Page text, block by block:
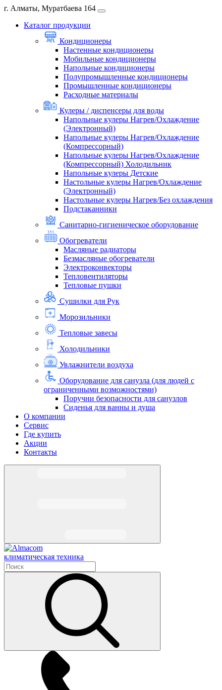
г. Алматы, Муратбаева 164
Каталог продукции
Кондиционеры
Настенные кондиционеры
Мобильные кондиционеры
Напольные кондиционеры
Полупромышленные кондиционеры
Промышленные кондиционеры
Расходные материалы
Кулеры / диспенсеры для воды
Напольные кулеры Нагрев/Охлаждение
(Электронный)
Напольные кулеры Нагрев/Охлаждение
(Компрессорный)
Напольные кулеры Нагрев/Охлаждение
(Компрессорный) Холодильник
Напольные кулеры Детские
Настольные кулеры Нагрев/Охлаждение
(Электронный)
Настольные кулеры Нагрев/Без охлаждения
Подстаканники
Санитарно-гигиеническое оборудование
Обогреватели
Масляные радиаторы
Безмасляные обогреватели
Электроконвекторы
Тепловентиляторы
Тепловые пушки
Сушилки для Рук
Морозильники
Тепловые завесы
Холодильники
Увлажнители воздуха
Оборудование для санузла (для людей с
ограниченными возможностями)
Поручни безопасности для санузлов
Сиденья для ванны и душа
О компании
Сервис
Где купить
Акции
Контакты
климатическая техника